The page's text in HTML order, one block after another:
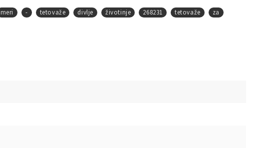
meri - tetovaže divlje životinje 268231 tetovaže
za